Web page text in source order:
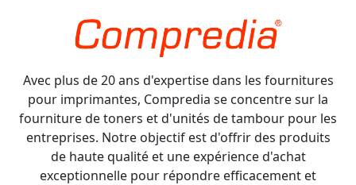
Avec plus de 20 ans d'expertise dans les fournitures
pour imprimantes, Compredia se concentre sur la
fourniture de toners et d'unités de tambour pour les
entreprises. Notre objectif est d'offrir des produits
de haute qualité et une expérience d'achat
exceptionnelle pour répondre efficacement et